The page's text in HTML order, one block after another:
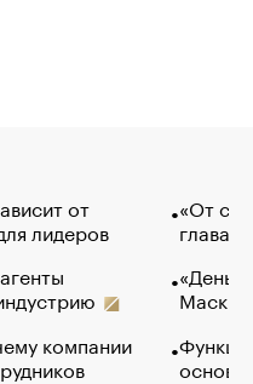
от
лидеров
компании
«От
глава
Маск в
основ